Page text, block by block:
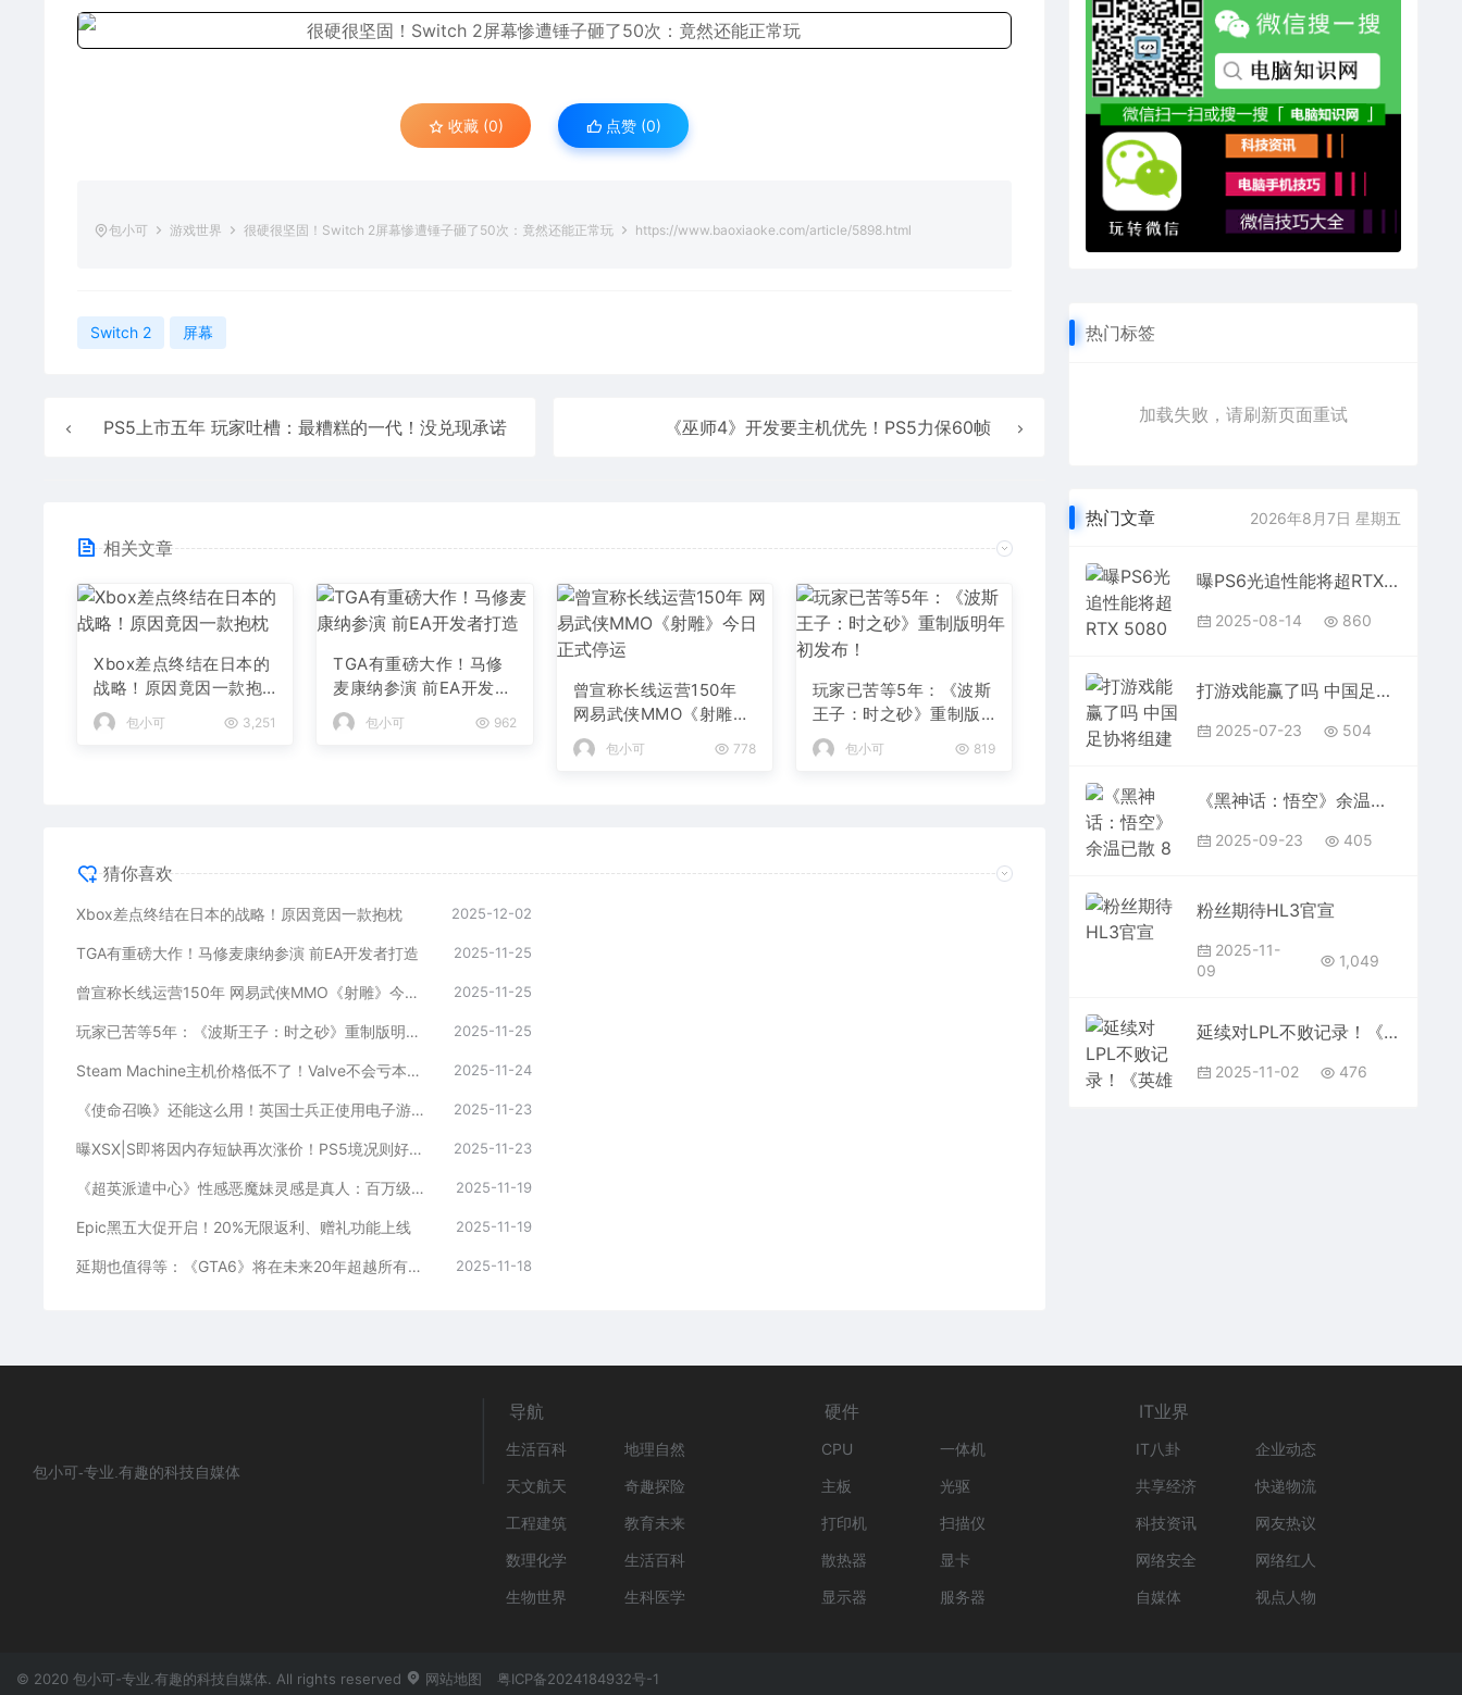
收藏 (0) 点赞 (0)
包小可 游戏世界 很硬很坚固！Switch 2屏幕惨遭锤子砸了50次：竟然还能正常玩 https://www.baoxiaoke.com/article/5898.html
Switch 2 屏幕
PS5上市五年 玩家吐槽：最糟糕的一代！没兑现承诺 《巫师4》开发要主机优先！PS5力保60帧
相关文章
Xbox差点终结在日本的
战略！原因竟因一款抱
枕
包小可 3,251
TGA有重磅大作！马修
麦康纳参演 前EA开发者
打造
包小可 962
曾宣称长线运营150年
网易武侠MMO《射雕》
今日正式停运
包小可 778
玩家已苦等5年：《波斯
王子：时之砂》重制版
明年初发布！
包小可 819
猜你喜欢
Xbox差点终结在日本的战略！原因竟因一款抱枕 2025-12-02
TGA有重磅大作！马修麦康纳参演 前EA开发者打造 2025-11-25
曾宣称长线运营150年 网易武侠MMO《射雕》今日正式停运 2025-11-25
玩家已苦等5年：《波斯王子：时之砂》重制版明年初发布！ 2025-11-25
Steam Machine主机价格低不了！Valve不会亏本补贴 2025-11-24
《使命召唤》还能这么用！英国士兵正使用电子游戏提升“战备水平” 2025-11-23
曝XSX|S即将因内存短缺再次涨价！PS5境况则好很多 2025-11-23
《超英派遣中心》性感恶魔妹灵感是真人：百万级女网红 2025-11-19
Epic黑五大促开启！20%无限返利、赠礼功能上线 2025-11-19
延期也值得等：《GTA6》将在未来20年超越所有其他游戏！ 2025-11-18
热门标签
加载失败，请刷新页面重试
热门文章 2026年8月7日 星期五
曝PS6光追性能将超RTX 5080 画质飞跃远超PS4到PS5
2025-08-14 860
打游戏能赢了吗 中国足协将组建国家电子竞技足球队
2025-07-23 504
《黑神话：悟空》余温已散 8月游戏收入大降13% 无新爆款
2025-09-23 405
粉丝期待HL3官宣
2025-11-
09
1,049
延续对LPL不败记录！《英雄联盟》S15 T1零封TES：决赛成韩国内战
2025-11-02 476
包小可-专业.有趣的科技自媒体
导航
生活百科
地理自然
天文航天
奇趣探险
工程建筑
教育未来
数理化学
生活百科
生物世界
生科医学
硬件
CPU
一体机
主板
光驱
打印机
扫描仪
散热器
显卡
显示器
服务器
IT业界
IT八卦
企业动态
共享经济
快递物流
科技资讯
网友热议
网络安全
网络红人
自媒体
视点人物
© 2020 包小可-专业.有趣的科技自媒体. All rights reserved 网站地图 粤ICP备2024184932号-1